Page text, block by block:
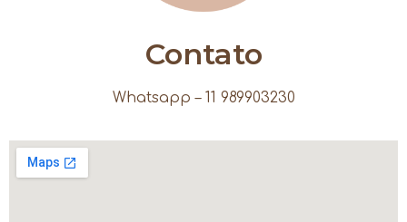
Contato
Whatsapp – 11 989903230